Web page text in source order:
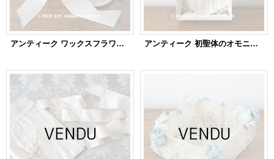
アンティーク ワックスフラワー付 シルク製 ドラジェのオモニエール 箱入り マリアージュ 結婚式 アンティーク 初聖体のオモニエール オフホワイトのシルクリボン & レースのフリル レースペーパー付ボックス入り